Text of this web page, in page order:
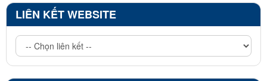
LIÊN KẾT WEBSITE